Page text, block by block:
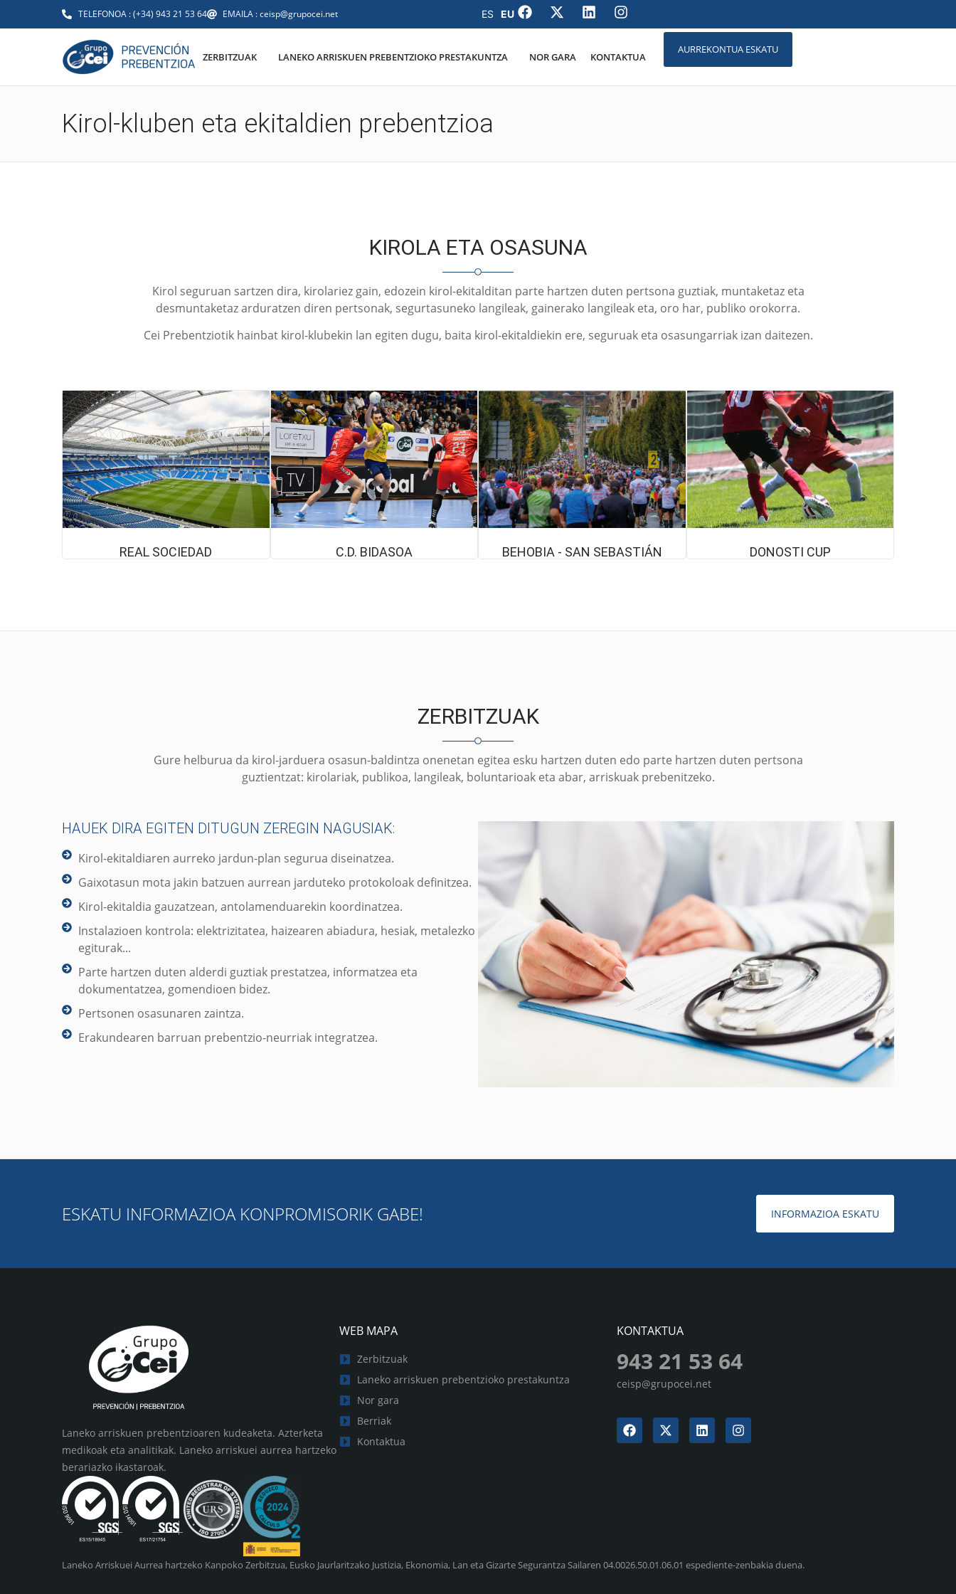
TELEFONOA : (+34) 943 21 53 64 EMAILA : ceisp@grupocei.net
ZERBITZUAK LANEKO ARRISKUEN PREBENTZIOKO PRESTAKUNTZA NOR GARA KONTAKTUA
AURREKONTUA ESKATU
Kirol-kluben eta ekitaldien prebentzioa
KIROLA ETA OSASUNA
Kirol seguruan sartzen dira, kirolariez gain, edozein kirol-ekitalditan parte hartzen duten pertsona guztiak, muntaketaz eta
desmuntaketaz arduratzen diren pertsonak, segurtasuneko langileak, gainerako langileak eta, oro har, publiko orokorra.
Cei Prebentziotik hainbat kirol-klubekin lan egiten dugu, baita kirol-ekitaldiekin ere, seguruak eta osasungarriak izan daitezen.
REAL SOCIEDAD C.D. BIDASOA BEHOBIA - SAN SEBASTIÁN DONOSTI CUP
ZERBITZUAK
Gure helburua da kirol-jarduera osasun-baldintza onenetan egitea esku hartzen duten edo parte hartzen duten pertsona
guztientzat: kirolariak, publikoa, langileak, boluntarioak eta abar, arriskuak prebenitzeko.
HAUEK DIRA EGITEN DITUGUN ZEREGIN NAGUSIAK:
Kirol-ekitaldiaren aurreko jardun-plan segurua diseinatzea.
Gaixotasun mota jakin batzuen aurrean jarduteko protokoloak definitzea.
Kirol-ekitaldia gauzatzean, antolamenduarekin koordinatzea.
Instalazioen kontrola: elektrizitatea, haizearen abiadura, hesiak, metalezko
egiturak...
Parte hartzen duten alderdi guztiak prestatzea, informatzea eta
dokumentatzea, gomendioen bidez.
Pertsonen osasunaren zaintza.
Erakundearen barruan prebentzio-neurriak integratzea.
ESKATU INFORMAZIOA KONPROMISORIK GABE! INFORMAZIOA ESKATU
Laneko arriskuen prebentzioaren kudeaketa. Azterketa
medikoak eta analitikak. Laneko arriskuei aurrea hartzeko
berariazko ikastaroak.
WEB MAPA
Zerbitzuak
Laneko arriskuen prebentzioko prestakuntza
Nor gara
Berriak
Kontaktua
KONTAKTUA
943 21 53 64
ceisp@grupocei.net
Laneko Arriskuei Aurrea hartzeko Kanpoko Zerbitzua, Eusko Jaurlaritzako Justizia, Ekonomia, Lan eta Gizarte Segurantza Sailaren 04.0026.50.01.06.01 espediente-zenbakia duena.